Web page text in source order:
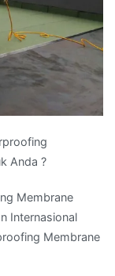
Anda ?
Membrane
Internasional
Membrane